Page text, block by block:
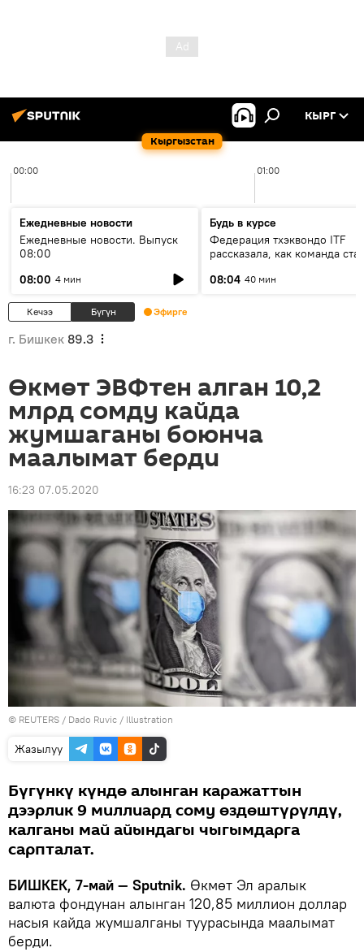
Кыргызстан
КЫРГ
00:00 01:00
Ежедневные новости
Ежедневные новости. Выпуск
08:00
08:00 4 мин
Будь в курсе
Федерация тхэквондо ITF
рассказала, как команда
08:04 40 мин
Кечээ Бүгүн Эфирге
г. Бишкек 89.3
Өкмөт ЭВФтен алган 10,2
млрд сомду кайда
жумшаганы боюнча
маалымат берди
16:23 07.05.2020
© REUTERS / Dado Ruvic / Illustration
Жазылуу
Бүгүнкү күндө алынган каражаттын
дээрлик 9 миллиард сому өздөштүрүлдү,
калганы май айындагы чыгымдарга
сарпталат.
БИШКЕК, 7-май — Sputnik. Өкмөт Эл аралык
валюта фондунан алынган 120,85 миллион доллар
насыя кайда жумшалганы туурасында маалымат
берди.